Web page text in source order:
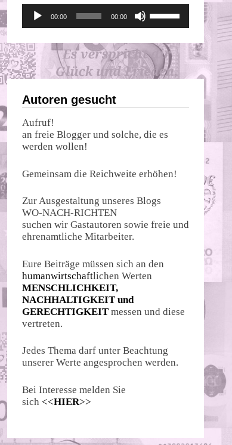
Audio-
Player
00:00 00:00
Hoch/Runter
um
die
Lautstärke
zu
Autoren gesucht
Aufruf!
an freie Blogger und solche, die es
werden wollen!
Gemeinsam die Reichweite erhöhen!
Zur Ausgestaltung unseres Blogs
WO-NACH-RICHTEN
suchen wir Gastautoren sowie freie und
ehrenamtliche Mitarbeiter.
Eure Beiträge müssen sich an den
humanwirtschaftlichen Werten
MENSCHLICHKEIT,
NACHHALTIGKEIT und
GERECHTIGKEIT messen und diese
vertreten.
Jedes Thema darf unter Beachtung
unserer Werte angesprochen werden.
Bei Interesse melden Sie
sich <<HIER>>